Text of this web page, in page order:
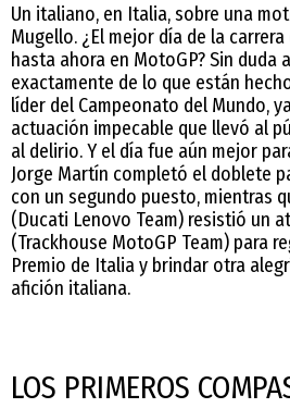
Un italiano, en Italia, sobre una
Mugello. ¿El mejor día de la
hasta ahora en MotoGP? Sin duda
exactamente de lo que están
líder del Campeonato del Mundo,
actuación impecable que llevó al
al delirio. Y el día fue aún mejor
Jorge Martín completó el doblete
con un segundo puesto, mientras
(Ducati Lenovo Team) resistió un
(Trackhouse MotoGP Team) para
Premio de Italia y brindar otra
afición italiana.
LOS PRIMEROS